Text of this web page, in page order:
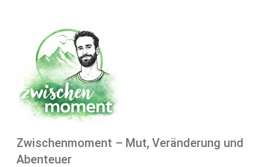
Zwischenmoment – Mut, Veränderung und
Abenteuer